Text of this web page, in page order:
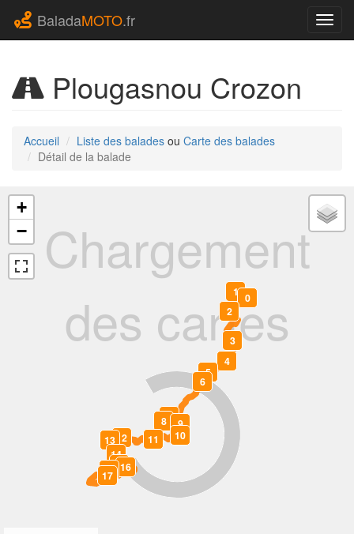
BaladaMOTO.fr
Plougasnou Crozon
Accueil Liste des balades ou Carte des balades
Détail de la balade
Chargement
des cartes
0
1
2
3
4
5
6
7
8
9
10
11
12
13
14
1516
17
18
+
−